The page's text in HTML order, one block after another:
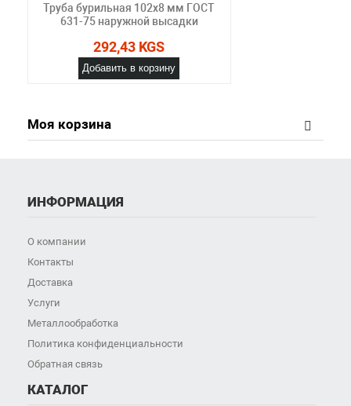
Труба бурильная 102x8 мм ГОСТ
631-75 наружной высадки
292,43 KGS
Добавить в корзину
Моя корзина
ИНФОРМАЦИЯ
О компании
Контакты
Доставка
Услуги
Металлообработка
Политика конфиденциальности
Обратная связь
КАТАЛОГ